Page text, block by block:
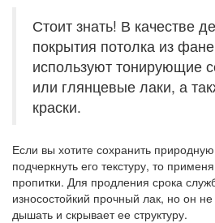
Стоит знать! В качестве
покрытия потолка из
используют тонирующие
или глянцевые лаки, а
краски.
Если вы хотите сохранить
подчеркнуть его текстуру, то
пропитки. Для продления срока
износостойкий прочный лак, но он
дышать и скрывает ее структуру.